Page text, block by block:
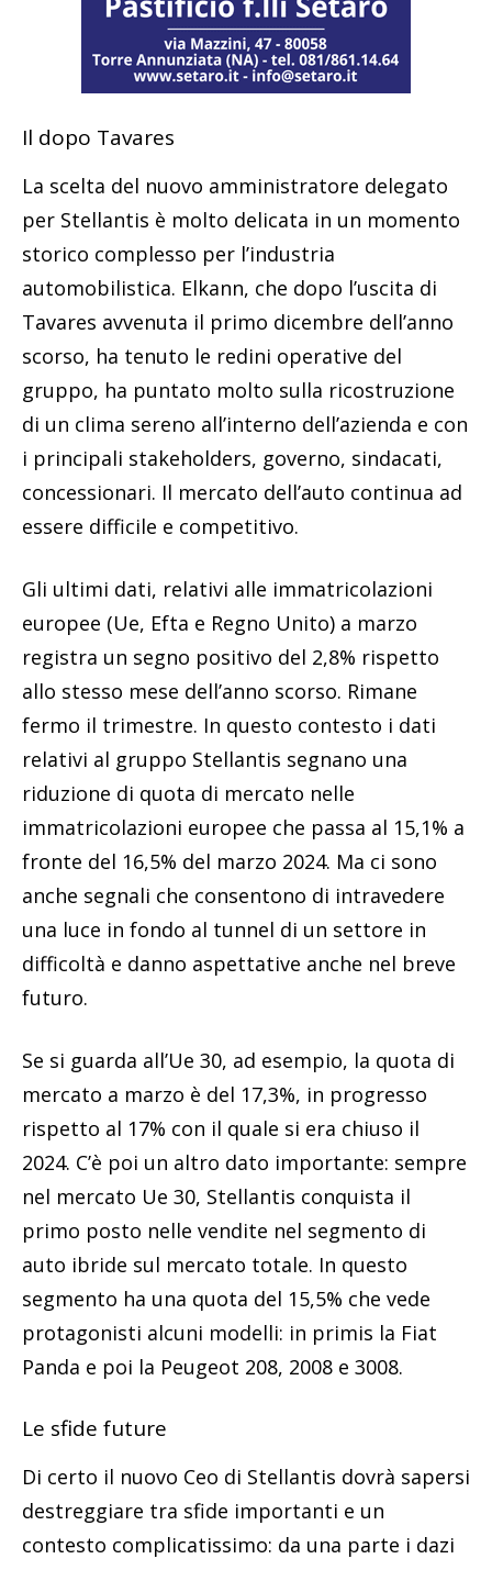
Il dopo Tavares
La scelta del nuovo amministratore delegato
per Stellantis è molto delicata in un momento
storico complesso per l’industria
automobilistica. Elkann, che dopo l’uscita di
Tavares avvenuta il primo dicembre dell’anno
scorso, ha tenuto le redini operative del
gruppo, ha puntato molto sulla ricostruzione
di un clima sereno all’interno dell’azienda e con
i principali stakeholders, governo, sindacati,
concessionari. Il mercato dell’auto continua ad
essere difficile e competitivo.
Gli ultimi dati, relativi alle immatricolazioni
europee (Ue, Efta e Regno Unito) a marzo
registra un segno positivo del 2,8% rispetto
allo stesso mese dell’anno scorso. Rimane
fermo il trimestre. In questo contesto i dati
relativi al gruppo Stellantis segnano una
riduzione di quota di mercato nelle
immatricolazioni europee che passa al 15,1% a
fronte del 16,5% del marzo 2024. Ma ci sono
anche segnali che consentono di intravedere
una luce in fondo al tunnel di un settore in
difficoltà e danno aspettative anche nel breve
futuro.
Se si guarda all’Ue 30, ad esempio, la quota di
mercato a marzo è del 17,3%, in progresso
rispetto al 17% con il quale si era chiuso il
2024. C’è poi un altro dato importante: sempre
nel mercato Ue 30, Stellantis conquista il
primo posto nelle vendite nel segmento di
auto ibride sul mercato totale. In questo
segmento ha una quota del 15,5% che vede
protagonisti alcuni modelli: in primis la Fiat
Panda e poi la Peugeot 208, 2008 e 3008.
Le sfide future
Di certo il nuovo Ceo di Stellantis dovrà sapersi
destreggiare tra sfide importanti e un
contesto complicatissimo: da una parte i dazi